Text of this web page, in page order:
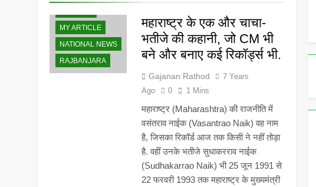
MY ARTICLE
NATIONAL NEWS
RAJBANJARA
महाराष्ट्र के एक और चाचा-
भतीजे की कहानी, जो CM भी
बने और बनाए कई रिकॉर्ड्स भी.
Gajanan Rathod
7 Years
Ago
0 1 Mins
महाराष्ट्र (Maharashtra) की राजनीति में
वसंतराव नाईक (Vasantrao Naik) वह नाम
है, जिसका रिकॉर्ड आज तक किसी ने नहीं तोड़ा
है. वहीं उनके भतीजे सुधाकरराव नाईक
(Sudhakarrao Naik) भी 25 जून 1991 से
22 फरवरी 1993 तक महाराष्ट्र के मुख्यमंत्री